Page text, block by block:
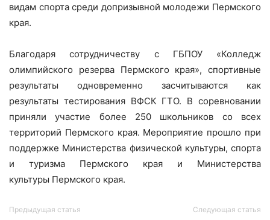
видам спорта среди допризывной молодежи Пермского
края.
Благодаря сотрудничеству с ГБПОУ «Колледж
олимпийского резерва Пермского края», спортивные
результаты одновременно засчитываются как
результаты тестирования ВФСК ГТО. В соревновании
приняли участие более 250 школьников со всех
территорий Пермского края. Мероприятие прошло при
поддержке Министерства физической культуры, спорта
и туризма Пермского края и Министерства
культуры Пермского края.
Предыдущая статья Следующая статья